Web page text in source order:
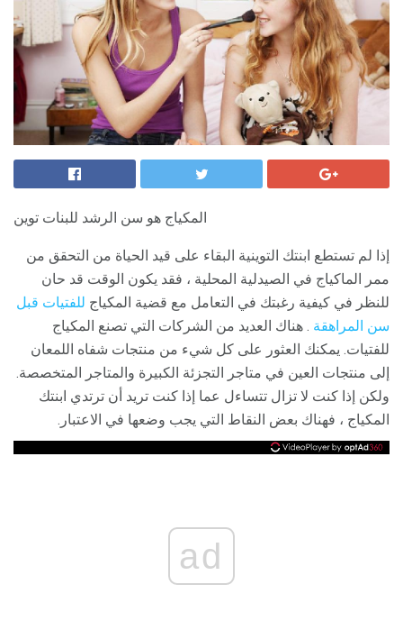
المكياج هو سن الرشد للبنات توين
إذا لم تستطع ابنتك التوينية البقاء على قيد الحياة من التحقق من
ممر الماكياج في الصيدلية المحلية ، فقد يكون الوقت قد حان
للنظر في كيفية رغبتك في التعامل مع قضية المكياج للفتيات قبل
سن المراهقة . هناك العديد من الشركات التي تصنع المكياج
للفتيات. يمكنك العثور على كل شيء من منتجات شفاه اللمعان
إلى منتجات العين في متاجر التجزئة الكبيرة والمتاجر المتخصصة.
ولكن إذا كنت لا تزال تتساءل عما إذا كنت تريد أن ترتدي ابنتك
المكياج ، فهناك بعض النقاط التي يجب وضعها في الاعتبار.
ad